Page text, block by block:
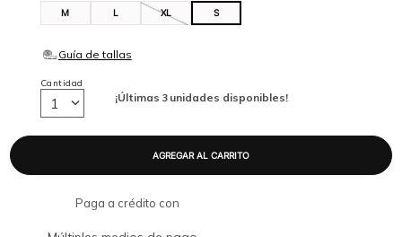
M L XL S
¡Últimas 3 unidades disponibles!
Cantidad
1
Paga a crédito con